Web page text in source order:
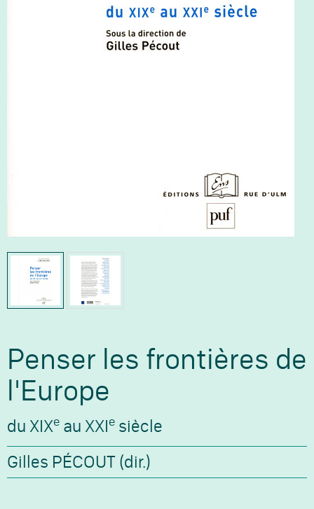
Penser les frontières de
l'Europe
du XIXe au XXIe siècle
Gilles PÉCOUT (dir.)